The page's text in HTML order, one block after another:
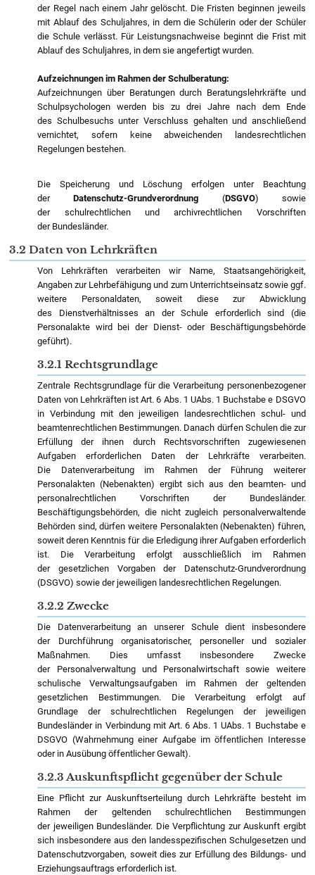
der Regel nach einem Jahr gelöscht. Die Fristen beginnen jeweils
mit Ablauf des Schuljahres, in dem die Schülerin oder der Schüler
die Schule verlässt. Für Leistungsnachweise beginnt die Frist mit
Ablauf des Schuljahres, in dem sie angefertigt wurden.
Aufzeichnungen im Rahmen der Schulberatung:
Aufzeichnungen über Beratungen durch Beratungslehrkräfte und
Schulpsychologen werden bis zu drei Jahre nach dem Ende
des Schulbesuchs unter Verschluss gehalten und anschließend
vernichtet, sofern keine abweichenden landesrechtlichen
Regelungen bestehen.
Die Speicherung und Löschung erfolgen unter Beachtung
derDatenschutz-Grundverordnung (DSGVO) sowie
der schulrechtlichen und archivrechtlichen Vorschriften
der Bundesländer.
3.2 Daten von Lehrkräften
Von Lehrkräften verarbeiten wir Name, Staatsangehörigkeit,
Angaben zur Lehrbefähigung und zum Unterrichtseinsatz sowie ggf.
weitere Personaldaten, soweit diese zur Abwicklung
des Dienstverhältnisses an der Schule erforderlich sind (die
Personalakte wird bei der Dienst- oder Beschäftigungsbehörde
geführt).
3.2.1 Rechtsgrundlage
Zentrale Rechtsgrundlage für die Verarbeitung personenbezogener
Daten von Lehrkräften ist Art. 6 Abs. 1 UAbs. 1 Buchstabe e DSGVO
in Verbindung mit den jeweiligen landesrechtlichen schul- und
beamtenrechtlichen Bestimmungen. Danach dürfen Schulen die zur
Erfüllung der ihnen durch Rechtsvorschriften zugewiesenen
Aufgaben erforderlichen Daten der Lehrkräfte verarbeiten.
Die Datenverarbeitung im Rahmen der Führung weiterer
Personalakten (Nebenakten) ergibt sich aus den beamten- und
personalrechtlichen Vorschriften der Bundesländer.
Beschäftigungsbehörden, die nicht zugleich personalverwaltende
Behörden sind, dürfen weitere Personalakten (Nebenakten) führen,
soweit deren Kenntnis für die Erledigung ihrer Aufgaben erforderlich
ist. Die Verarbeitung erfolgt ausschließlich im Rahmen
der gesetzlichen Vorgaben der Datenschutz-Grundverordnung
(DSGVO) sowie der jeweiligen landesrechtlichen Regelungen.
3.2.2 Zwecke
Die Datenverarbeitung an unserer Schule dient insbesondere
der Durchführung organisatorischer, personeller und sozialer
Maßnahmen. Dies umfasst insbesondere Zwecke
der Personalverwaltung und Personalwirtschaft sowie weitere
schulische Verwaltungsaufgaben im Rahmen der geltenden
gesetzlichen Bestimmungen. Die Verarbeitung erfolgt auf
Grundlage der schulrechtlichen Regelungen der jeweiligen
Bundesländer in Verbindung mit Art. 6 Abs. 1 UAbs. 1 Buchstabe e
DSGVO (Wahrnehmung einer Aufgabe im öffentlichen Interesse
oder in Ausübung öffentlicher Gewalt).
3.2.3 Auskunftspflicht gegenüber der Schule
Eine Pflicht zur Auskunftserteilung durch Lehrkräfte besteht im
Rahmen der geltenden schulrechtlichen Bestimmungen
der jeweiligen Bundesländer. Die Verpflichtung zur Auskunft ergibt
sich insbesondere aus den landesspezifischen Schulgesetzen und
Datenschutzvorgaben, soweit dies zur Erfüllung des Bildungs- und
Erziehungsauftrags erforderlich ist.